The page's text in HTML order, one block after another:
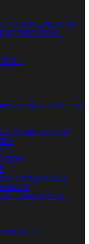
COMPLEMENTOS
-
Y LANA DE ACERO
PROTECTOR
CON PISTOLA
ESPECIFICOS